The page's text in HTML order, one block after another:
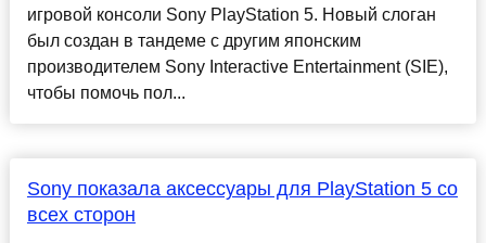
игровой консоли Sony PlayStation 5. Новый слоган
был создан в тандеме с другим японским
производителем Sony Interactive Entertainment (SIE),
чтобы помочь пол...
Sony показала аксессуары для PlayStation 5 со
всех сторон